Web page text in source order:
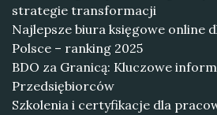
strategie transformacji
Najlepsze biura księgowe online
Polsce – ranking 2025
BDO za Granicą: Kluczowe
Przedsiębiorców
Szkolenia i certyfikacje dla